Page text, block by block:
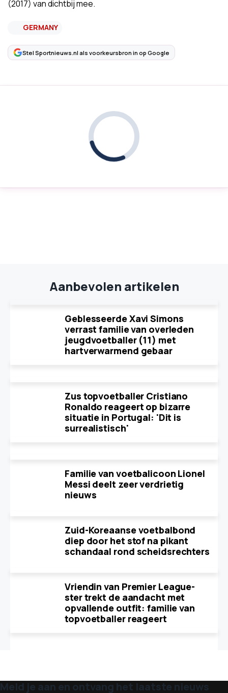
(2017) van dichtbij mee.
GERMANY
Stel Sportnieuws.nl als voorkeursbron in op Google
Aanbevolen artikelen
Geblesseerde Xavi Simons
verrast familie van overleden
jeugdvoetballer (11) met
hartverwarmend gebaar
Zus topvoetballer Cristiano
Ronaldo reageert op bizarre
situatie in Portugal: 'Dit is
surrealistisch'
Familie van voetbalicoon Lionel
Messi deelt zeer verdrietig
nieuws
Zuid-Koreaanse voetbalbond
diep door het stof na pikant
schandaal rond scheidsrechters
Vriendin van Premier League-
ster trekt de aandacht met
opvallende outfit: familie van
topvoetballer reageert
Meld je aan en ontvang het laatste nieuws